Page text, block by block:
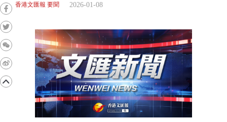
香港文匯報 要聞 2026-01-08